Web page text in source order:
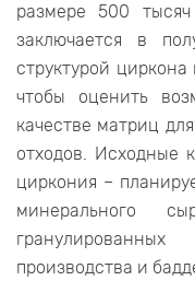
размере 500
заключается в
структурой
чтобы оценить
качестве матриц
отходов. Исходные
циркония –
минерального
производства и